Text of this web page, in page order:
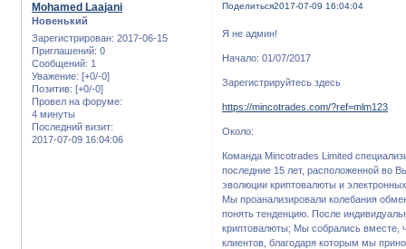
Поделиться2017-07-09 16:04:04
Mohamed Laajani
Новенький
Зарегистрирован: 2017-06-15
Приглашений: 0
Сообщений: 1
Уважение: [+0/-0]
Позитив: [+0/-0]
Провел на форуме:
4 минуты
Последний визит:
2017-07-09 16:04:06
Я не админ!
Начало: 01/07/2017
Зарегистрируйтесь здесь
https://mincotrades.com/?ref=mlm123
Около:
Команда Mincotrades Limited
последние 15 лет, расположенной во
эволюции криптовалюты и
Мы проанализировали колебания
понять тенденцию. После
криптовалюты; Мы собрались вместе,
клиентов, благодаря которым мы